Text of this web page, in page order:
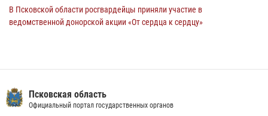
В Псковской области росгвардейцы приняли участие в
ведомственной донорской акции «От сердца к сердцу»
13 июля 2026, 05:29
Псковская область
Официальный портал государственных органов